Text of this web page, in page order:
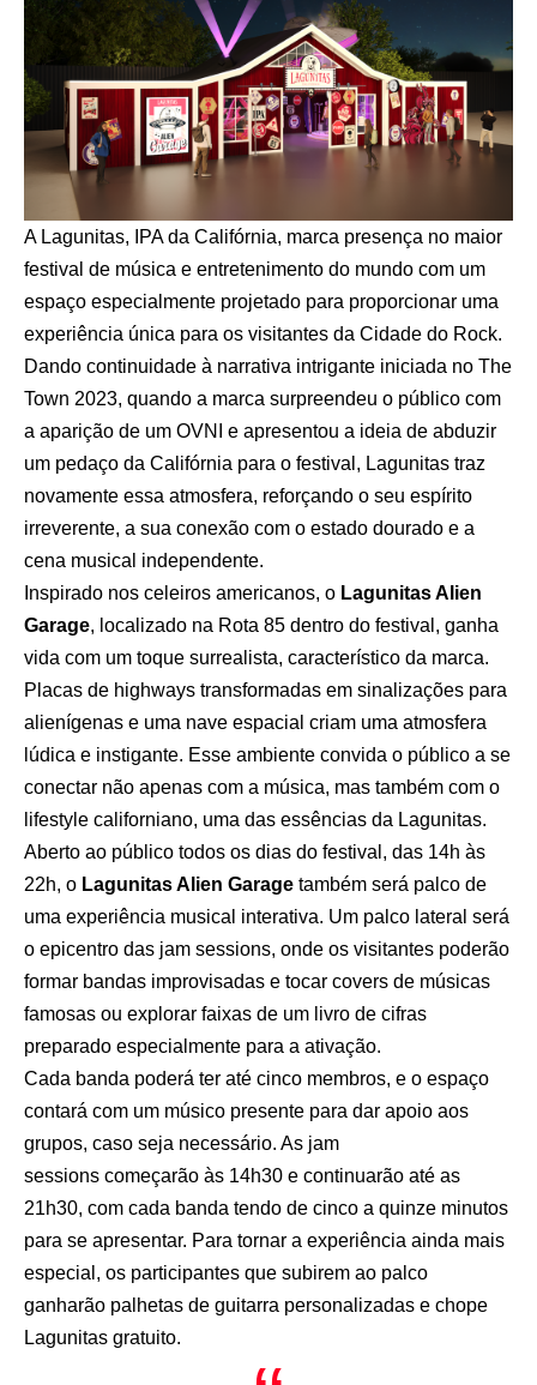
A Lagunitas, IPA da Califórnia, marca presença no maior
festival de música e entretenimento do mundo com um
espaço especialmente projetado para proporcionar uma
experiência única para os visitantes da Cidade do Rock.
Dando continuidade à narrativa intrigante iniciada no The
Town 2023, quando a marca surpreendeu o público com
a aparição de um OVNI e apresentou a ideia de abduzir
um pedaço da Califórnia para o festival, Lagunitas traz
novamente essa atmosfera, reforçando o seu espírito
irreverente, a sua conexão com o estado dourado e a
cena musical independente.
Inspirado nos celeiros americanos, o Lagunitas Alien
Garage, localizado na Rota 85 dentro do festival, ganha
vida com um toque surrealista, característico da marca.
Placas de highways transformadas em sinalizações para
alienígenas e uma nave espacial criam uma atmosfera
lúdica e instigante. Esse ambiente convida o público a se
conectar não apenas com a música, mas também com o
lifestyle californiano, uma das essências da Lagunitas.
Aberto ao público todos os dias do festival, das 14h às
22h, o Lagunitas Alien Garage também será palco de
uma experiência musical interativa. Um palco lateral será
o epicentro das jam sessions, onde os visitantes poderão
formar bandas improvisadas e tocar covers de músicas
famosas ou explorar faixas de um livro de cifras
preparado especialmente para a ativação.
Cada banda poderá ter até cinco membros, e o espaço
contará com um músico presente para dar apoio aos
grupos, caso seja necessário. As jam
sessions começarão às 14h30 e continuarão até as
21h30, com cada banda tendo de cinco a quinze minutos
para se apresentar. Para tornar a experiência ainda mais
especial, os participantes que subirem ao palco
ganharão palhetas de guitarra personalizadas e chope
Lagunitas gratuito.